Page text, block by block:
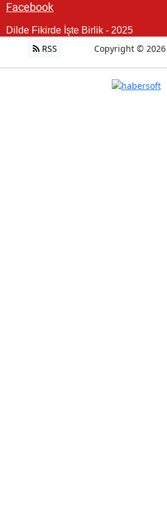
Facebook
Dilde Fikirde İşte Birlik - 2025
RSS Copyright © 2026